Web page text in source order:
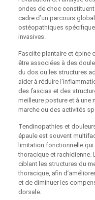
ondes de choc
cadre d’un parcours
ostéopathiques
invasives.
Fasciite plantaire et épine
être associées à des
du dos ou les structures
aider à réduire
des fascias et des
meilleure posture et à
marche ou des activités
Tendinopathies et
épaule est souvent
limitation fonctionnelle
thoracique et rachidienne.
ciblant les structures du
thoracique, afin
et de diminuer les
dorsale.